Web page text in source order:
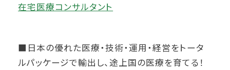
在宅医療コンサルタント
■日本の優れた医療・技術・運用・経営をトータ
ルパッケージで輸出し、途上国の医療を育てる！